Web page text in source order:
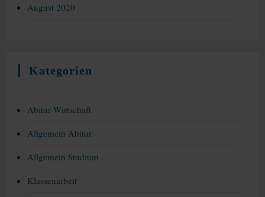
August 2020
Kategorien
Abitur Wirtschaft
Allgemein Abitur
Allgemein Studium
Klassenarbeit